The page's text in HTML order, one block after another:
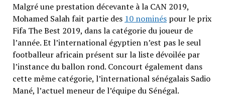
Malgré une prestation décevante à la CAN 2019,
Mohamed Salah fait partie des 10 nominéspour le prix
Fifa The Best 2019, dans la catégorie du joueur de
l’année. Et l’international égyptien n’est pas le seul
footballeur africain présent sur la liste dévoilée par
l’instance du ballon rond. Concourt également dans
cette même catégorie, l’international sénégalais Sadio
Mané, l’actuel meneur de l’équipe du Sénégal.